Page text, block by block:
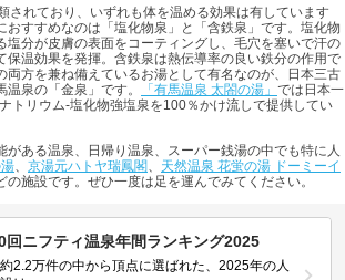
されており、いずれも体を温める効果は有しています
おすすめなのは「塩化物泉」と「含鉄泉」です。塩化物
塩分が皮膚の表面をコーティングし、毛穴を塞いで汗の
保温効果を発揮。含鉄泉は熱伝導率の良い鉄分の作用で
両方を兼ね備えているお湯として有名なのが、日本三古
泉の「金泉」です。
「有馬温泉 太閤の湯」 では日本一
トリウム-塩化物強塩泉を100％かけ流しで提供してい
がある温泉、日帰り温泉、スーパー銭湯の中でも特に人
、 京湯元ハトヤ瑞鳳閣、 天然温泉 花蛍の湯 ドーミーイ
の施設です。ぜひ一度は足を運んでみてください。
回ニフティ温泉年間ランキング2025
2.2万件の中から頂点に選ばれた、2025年の人